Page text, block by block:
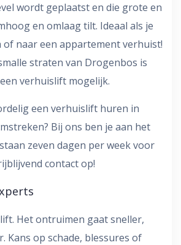
wordt geplaatst en die grote en
en omlaag tilt. Ideaal als je
of naar een appartement verhuist!
straten van Drogenbos is
verhuislift mogelijk.
een verhuislift huren in
Bij ons ben je aan het
zeven dagen per week voor
contact op!
Het ontruimen gaat sneller,
Kans op schade, blessures of